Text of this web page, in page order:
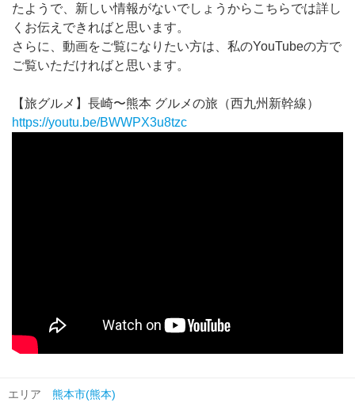
たようで、新しい情報がないでしょうからこちらでは詳し
くお伝えできればと思います。
さらに、動画をご覧になりたい方は、私のYouTubeの方で
ご覧いただければと思います。
【旅グルメ】長崎〜熊本 グルメの旅（西九州新幹線）
https://youtu.be/BWWPX3u8tzc
エリア 熊本市(熊本)